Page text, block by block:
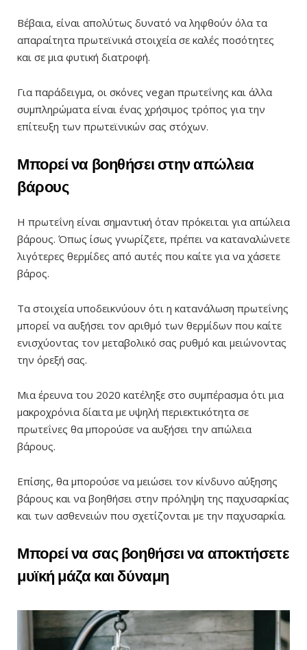
Βέβαια, είναι απολύτως δυνατό να ληφθούν όλα τα
απαραίτητα πρωτεϊνικά στοιχεία σε καλές ποσότητες
και σε μια φυτική διατροφή.
Για παράδειγμα, οι σκόνες vegan πρωτεΐνης και άλλα
συμπληρώματα είναι ένας χρήσιμος τρόπος για την
επίτευξη των πρωτεϊνικών σας στόχων.
Μπορεί να βοηθήσει στην απώλεια
βάρους
Η πρωτεΐνη είναι σημαντική όταν πρόκειται για απώλεια
βάρους. Όπως ίσως γνωρίζετε, πρέπει να καταναλώνετε
λιγότερες θερμίδες από αυτές που καίτε για να χάσετε
βάρος.
Τα στοιχεία υποδεικνύουν ότι η κατανάλωση πρωτεΐνης
μπορεί να αυξήσει τον αριθμό των θερμίδων που καίτε
ενισχύοντας τον μεταβολικό σας ρυθμό και μειώνοντας
την όρεξή σας.
Μια έρευνα του 2020 κατέληξε στο συμπέρασμα ότι μια
μακροχρόνια δίαιτα με υψηλή περιεκτικότητα σε
πρωτεΐνες θα μπορούσε να αυξήσει την απώλεια
βάρους.
Επίσης, θα μπορούσε να μειώσει τον κίνδυνο αύξησης
βάρους και να βοηθήσει στην πρόληψη της παχυσαρκίας
και των ασθενειών που σχετίζονται με την παχυσαρκία.
Μπορεί να σας βοηθήσει να αποκτήσετε
μυϊκή μάζα και δύναμη